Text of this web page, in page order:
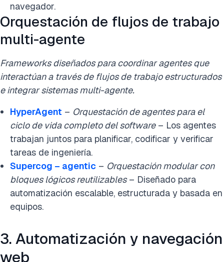
navegador.
Orquestación de flujos de trabajo
multi-agente
Frameworks diseñados para coordinar agentes que
interactúan a través de flujos de trabajo estructurados
e integrar sistemas multi-agente.
HyperAgent – Orquestación de agentes para el
ciclo de vida completo del software– Los agentes
trabajan juntos para planificar, codificar y verificar
tareas de ingeniería.
Supercog – agentic – Orquestación modular con
bloques lógicos reutilizables– Diseñado para
automatización escalable, estructurada y basada en
equipos.
3. Automatización y navegación
web